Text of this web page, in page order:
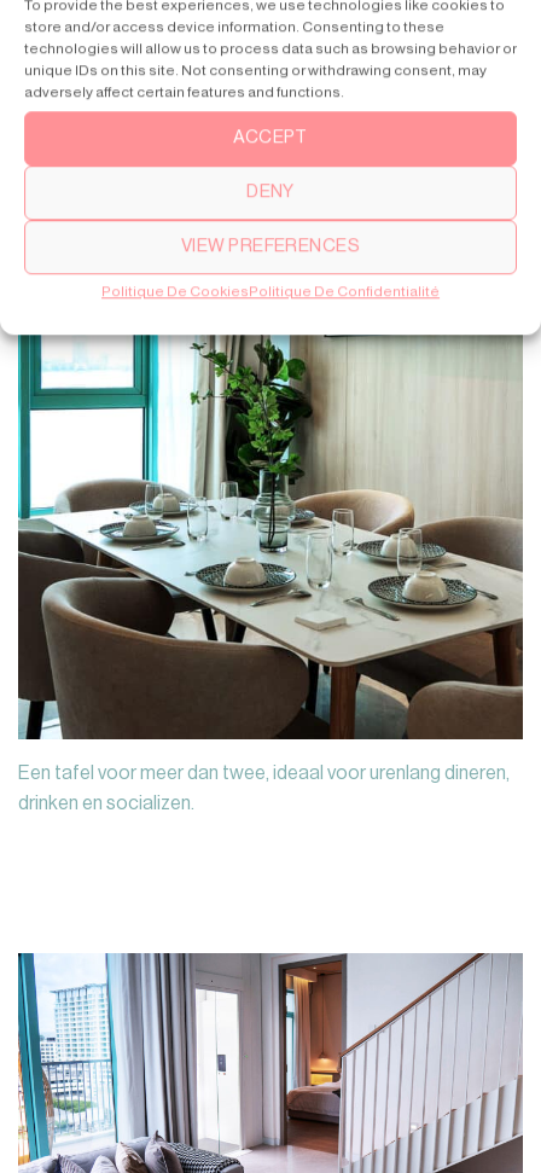
To provide the best experiences, we use technologies like cookies to
store and/or access device information. Consenting to these
technologies will allow us to process data such as browsing behavior or
unique IDs on this site. Not consenting or withdrawing consent, may
adversely affect certain features and functions.
ACCEPT
DENY
VIEW PREFERENCES
Politique De CookiesPolitique De Confidentialité
Een tafel voor meer dan twee, ideaal voor urenlang dineren,
drinken en socializen.